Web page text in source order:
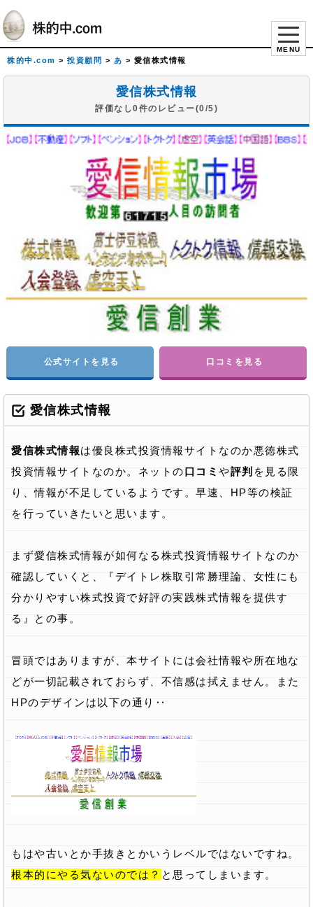
MENU
株的中.com > 投資顧問 > あ > 愛信株式情報
愛信株式情報
評価なし0件のレビュー(0/5)
公式サイトを見る 口コミを見る
愛信株式情報
愛信株式情報は優良株式投資情報サイトなのか悪徳株式
投資情報サイトなのか。ネットの口コミ や評判 を見る限
り、情報が不足しているようです。早速、HP等の検証
を行っていきたいと思います。
まず愛信株式情報が如何なる株式投資情報サイトなのか
確認していくと、『デイトレ株取引常勝理論、女性にも
分かりやすい株式投資で好評の実践株式情報を提供す
る』との事。
冒頭ではありますが、本サイトには会社情報や所在地な
どが一切記載されておらず、不信感は拭えません。また
HPのデザインは以下の通り‥
もはや古いとか手抜きとかいうレベルではないですね。
根本的にやる気ないのでは？ と思ってしまいます。